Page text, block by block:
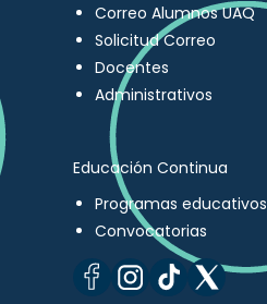
Correo Alumnos UAQ
Solicitud Correo
Docentes
Administrativos
Educación Continua
Programas educativos
Convocatorias